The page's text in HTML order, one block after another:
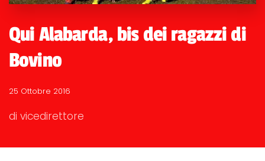
Qui Alabarda, bis dei ragazzi di
Bovino
25 Ottobre 2016
di vicedirettore